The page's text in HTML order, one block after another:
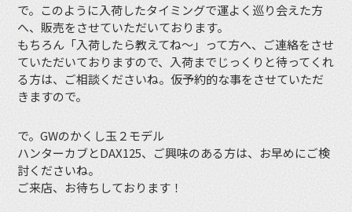
で。このように入荷したタイミングで運よく巡り会えた方
へ、販売をさせていただいております。
もちろん「入荷したら教えてね〜」って方へ、ご連絡をさせ
ていただいておりますので、入荷までじっくりと待ってくれ
る方は、ご相談くださいね。仮予約的な事をさせていただ
きますので。
で。GWのかくし玉２モデル
ハンターカブとDAX125、ご興味のある方は、お早めにご検
討くださいね。
ご来店、お待ちしております！